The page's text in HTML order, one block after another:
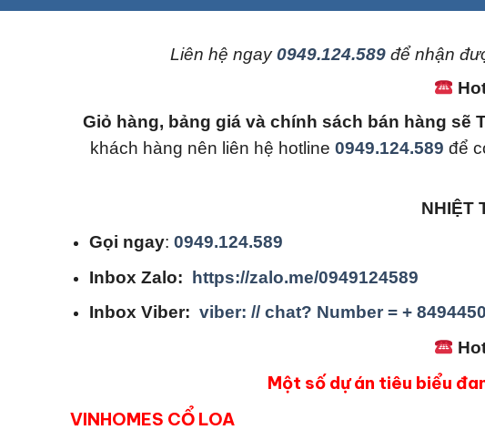
Liên hệ ngay 0949.124.589 để nhận
Giỏ hàng, bảng giá và chính sách bán hàng sẽ
khách hàng nên liên hệ hotline 0949.124.589 để
NHIỆT
Gọi ngay: 0949.124.589
Inbox Zalo: https://zalo.me/0949124589
Inbox Viber: viber: // chat? Number = +
Một số dự án tiêu biểu
VINHOMES CỔ LOA